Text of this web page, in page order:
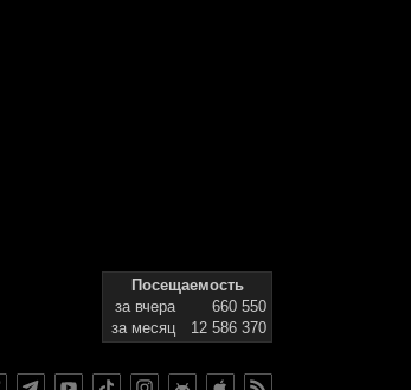
Посещаемость
за вчера
660 550
за месяц
12 586 370